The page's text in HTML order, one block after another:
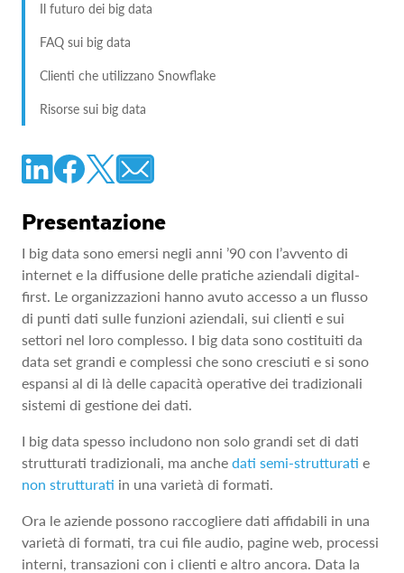
Il futuro dei big data
FAQ sui big data
Clienti che utilizzano Snowflake
Risorse sui big data
Presentazione
I big data sono emersi negli anni ’90 con l’avvento di
internet e la diffusione delle pratiche aziendali digital-
first. Le organizzazioni hanno avuto accesso a un flusso
di punti dati sulle funzioni aziendali, sui clienti e sui
settori nel loro complesso. I big data sono costituiti da
data set grandi e complessi che sono cresciuti e si sono
espansi al di là delle capacità operative dei tradizionali
sistemi di gestione dei dati.
I big data spesso includono non solo grandi set di dati
strutturati tradizionali, ma anche dati semi-strutturati e
non strutturati in una varietà di formati.
Ora le aziende possono raccogliere dati affidabili in una
varietà di formati, tra cui file audio, pagine web, processi
interni, transazioni con i clienti e altro ancora. Data la